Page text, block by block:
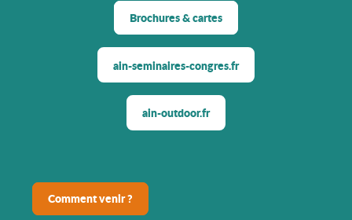
Brochures & cartes
ain-seminaires-congres.fr
ain-outdoor.fr
Comment venir ?